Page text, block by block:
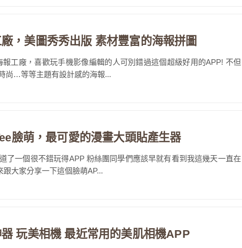
，美圖秀秀出版 素材豐富的海報拼圖
工廠，喜歡玩手機影像編輯的人可別錯過這個超級好用的APP! 不但
尚…等等主題有設計感的海報...
臉萌，最可愛的漫畫大頭貼產生器
了一個很不錯玩得APP 粉絲團同學們應該早就有看到我這幾天一直在
大家分享一下這個臉萌AP...
玩美相機 最近常用的美肌相機APP